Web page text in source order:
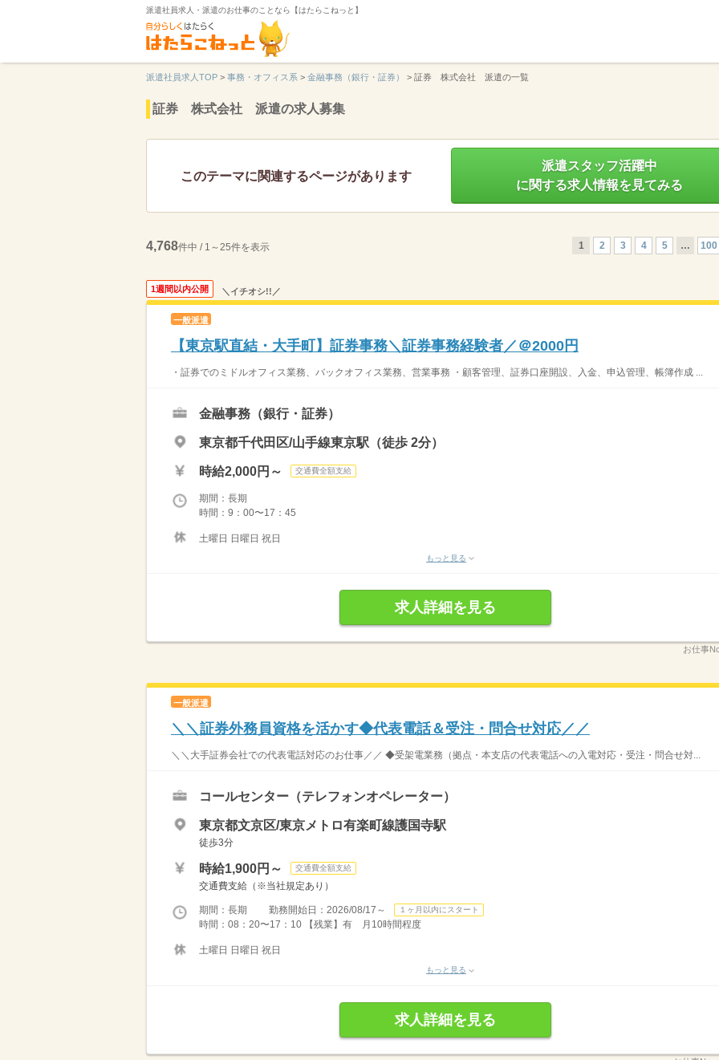
派遣社員求人・派遣のお仕事のことなら【はたらこねっと】
派遣社員求人TOP > 事務・オフィス系 > 金融事務（銀行・証券） > 証券 株式会社 派遣の一覧
証券 株式会社 派遣の求人募集
このテーマに関連するページがあります
派遣スタッフ活躍中
に関する求人情報を見てみる
4,768件中 / 1～25件を表示 1 2 3 4 5 … 100
1週間以内公開 ＼イチオシ!!／
一般派遣
【東京駅直結・大手町】証券事務＼証券事務経験者／＠2000円
・証券でのミドルオフィス業務、バックオフィス業務、営業事務 ・顧客管理、証券口座開設、入金、申込管理、帳簿作成 ...
金融事務（銀行・証券）
東京都千代田区/山手線東京駅（徒歩 2分）
時給2,000円～ 交通費全額支給
期間：長期
時間：9：00〜17：45
土曜日 日曜日 祝日
もっと見る
求人詳細を見る
お仕事
一般派遣
＼＼証券外務員資格を活かす◆代表電話＆受注・問合せ対応／／
＼＼大手証券会社での代表電話対応のお仕事／／ ◆受架電業務（拠点・本支店の代表電話への入電対応・受注・問合せ対...
コールセンター（テレフォンオペレーター）
東京都文京区/東京メトロ有楽町線護国寺駅
徒歩3分
時給1,900円～ 交通費全額支給
交通費支給（※当社規定あり）
期間：長期 勤務開始日：2026/08/17～ １ヶ月以内にスタート
時間：08：20〜17：10 【残業】有 月10時間程度
土曜日 日曜日 祝日
もっと見る
求人詳細を見る